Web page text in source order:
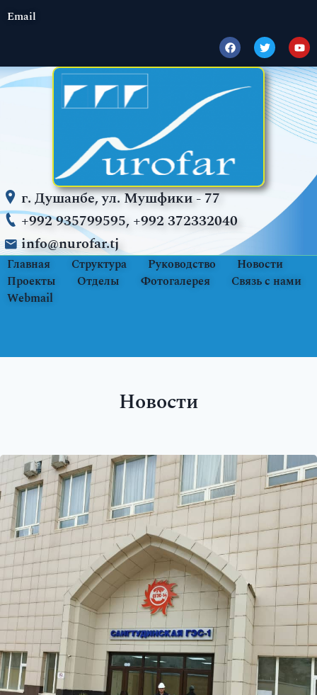
Email
г. Душанбе, ул. Мушфики - 77
+992 935799595, +992 372332040
info@nurofar.tj
Главная Структура Руководство
Новости
Проекты
Отделы Фотогалерея
Связь с нами
Webmail
Новости